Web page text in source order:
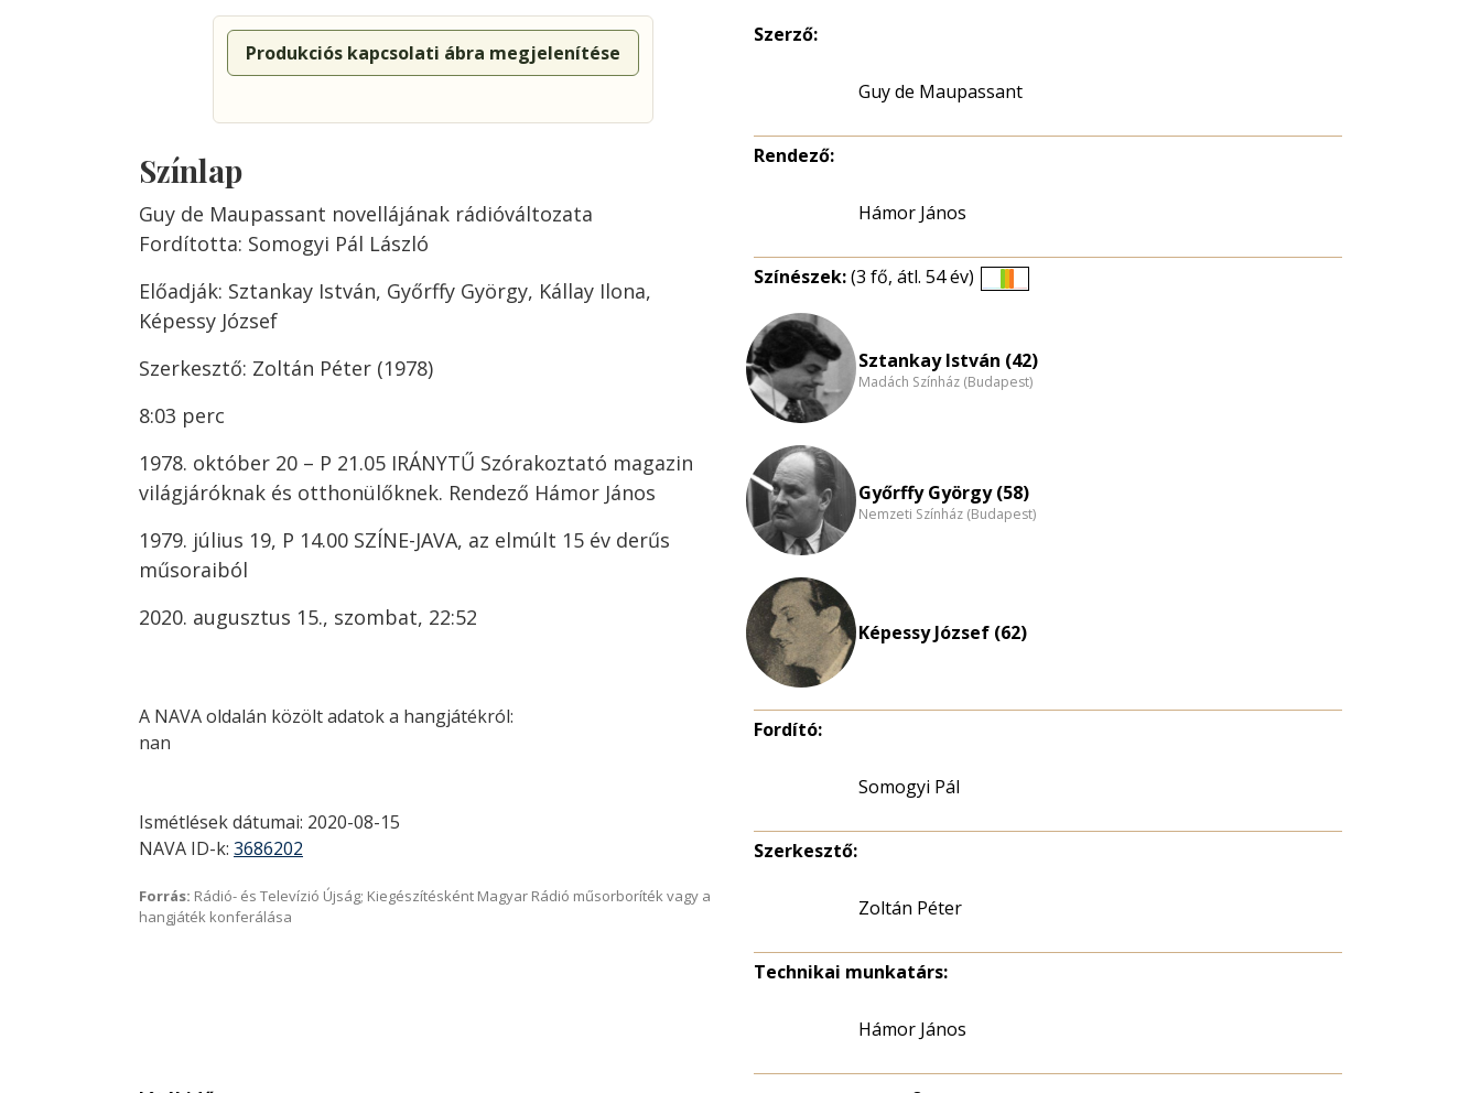
Produkciós kapcsolati ábra megjelenítése
Színlap
Guy de Maupassant novellájának rádióváltozata
Fordította: Somogyi Pál László
Előadják: Sztankay István, Győrffy György, Kállay Ilona,
Képessy József
Szerkesztő: Zoltán Péter (1978)
8:03 perc
1978. október 20 – P 21.05 IRÁNYTŰ Szórakoztató magazin
világjáróknak és otthonülőknek. Rendező Hámor János
1979. július 19, P 14.00 SZÍNE-JAVA, az elmúlt 15 év derűs
műsoraiból
2020. augusztus 15., szombat, 22:52
A NAVA oldalán közölt adatok a hangjátékról:
nan
Ismétlések dátumai: 2020-08-15
NAVA ID-k: 3686202
Forrás: Rádió- és Televízió Újság; Kiegészítésként Magyar Rádió műsorboríték vagy a
hangjáték konferálása
Szerző:
Guy de Maupassant
Rendező:
Hámor János
Színészek:(3 fő, átl. 54 év)
nagyítása
Sztankay István (42)
Madách Színház (Budapest)
Győrffy György (58)
Nemzeti Színház (Budapest)
Képessy József (62)
Fordító:
Somogyi Pál
Szerkesztő:
Zoltán Péter
Technikai munkatárs:
Hámor János